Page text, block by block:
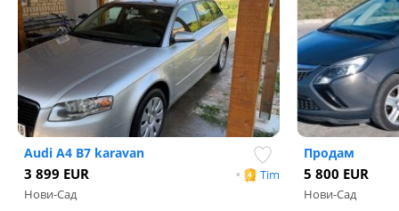
Audi A4 B7 karavan
• Tim
3 899 EUR
Нови-Сад
Продам
5 800 EUR
Нови-Сад